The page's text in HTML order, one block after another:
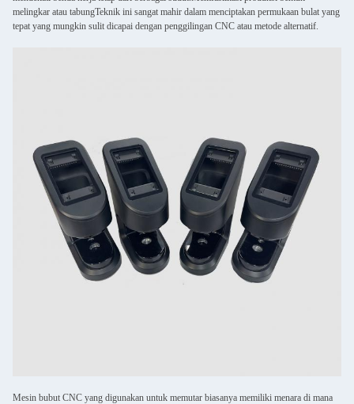
melingkar atau tabungTeknik ini sangat mahir dalam menciptakan permukaan bulat yang
tepat yang mungkin sulit dicapai dengan penggilingan CNC atau metode alternatif.
Mesin bubut CNC yang digunakan untuk memutar biasanya memiliki menara di mana